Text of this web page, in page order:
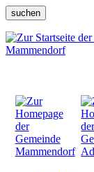
suchen